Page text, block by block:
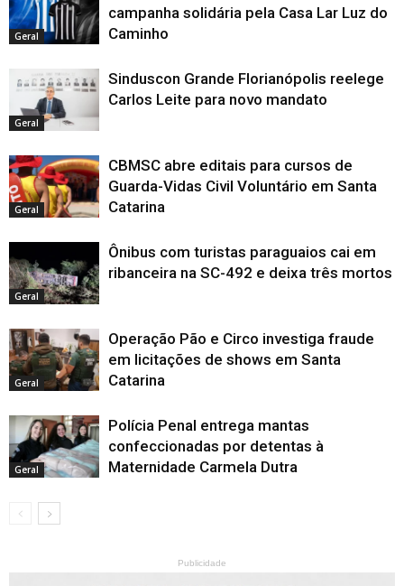
Geral
campanha solidária pela Casa Lar Luz do
Caminho
Geral
Sinduscon Grande Florianópolis reelege
Carlos Leite para novo mandato
Geral
CBMSC abre editais para cursos de
Guarda-Vidas Civil Voluntário em Santa
Catarina
Geral
Ônibus com turistas paraguaios cai em
ribanceira na SC-492 e deixa três mortos
Geral
Operação Pão e Circo investiga fraude
em licitações de shows em Santa
Catarina
Geral
Polícia Penal entrega mantas
confeccionadas por detentas à
Maternidade Carmela Dutra
Publicidade